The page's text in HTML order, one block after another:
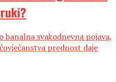
banalna svakodnevna pojava,
prednost daje